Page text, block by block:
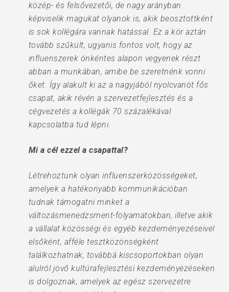
közép- és felsővezetői, de nagy arányban
képviselik magukat olyanok is, akik beosztottként
is sok kollégára vannak hatással. Ez a kör aztán
tovább szűkült, ugyanis fontos volt, hogy az
influenszerek önkéntes alapon vegyenek részt
abban a munkában, amibe be szeretnénk vonni
őket. Így alakult ki az a nagyjából nyolcvanöt fős
csapat, akik révén a szervezetfejlesztés és a
cégvezetés a kollégák 70 százalékával
kapcsolatba tud lépni.
Mi a cél ezzel a csapattal?
Létrehoztunk olyan influenszerközösségeket,
amelyek a hatékonyabb kommunikációban
tudnak támogatni minket a
változásmenedzsment-folyamatokban, illetve akik
a vállalat közösségi és egyéb kezdeményezéseivel
elsőként, afféle tesztközönségként
találkozhatnak, továbbá kiscsoportokban olyan
alulról jövő kultúrafejlesztési kezdeményezéseken
is dolgoznak, amelyek az egész szervezetre